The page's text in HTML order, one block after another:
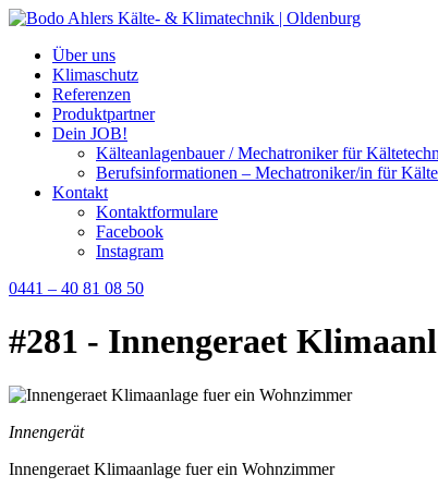
Über uns
Klimaschutz
Referenzen
Produktpartner
Dein JOB!
Kälteanlagenbauer / Mechatroniker für
Berufsinformationen – Mechatroniker/in für
Kontakt
Kontaktformulare
Facebook
Instagram
0441 – 40 81 08 50
#281 - Innengeraet
Innengerät
Innengeraet Klimaanlage fuer ein Wohnzimmer